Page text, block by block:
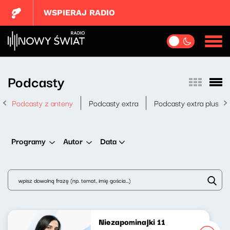
WSPIERAJ RADIO
Podcasty
Podcasty z anteny Podcasty extra Podcasty extra plus
Programy Autor Data
Niezapominajki 11